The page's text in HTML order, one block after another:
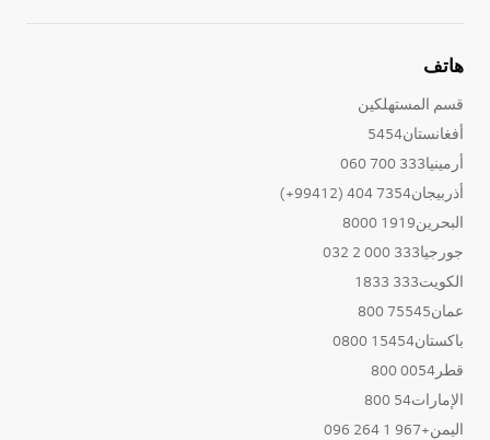
هاتف
قسم المستهلكين
أفغانستان5454
أرمينيا333 700 060
أذربيجان7354 404 (99412+)
البحرين1919 8000
جورجيا333 000 2 032
الكويت333 1833
عمان75545 800
باكستان15454 0800
قطر0054 800
الإمارات54 800
اليمن+967 1 264 096